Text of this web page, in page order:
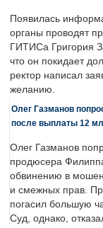
Появилась
органы проводят
ГИТИСа Григория
что он покидает
ректор написал
желанию.
Олег Газманов
после выплаты 12
Олег Газманов
продюсера
обвинению в
и смежных прав.
погасил большую
Суд, однако,